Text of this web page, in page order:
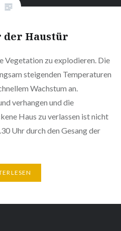
Haustür
Vegetation zu explodieren. Die
steigenden Temperaturen
Wachstum an.
verhangen und die
Haus zu verlassen ist nicht
Uhr durch den Gesang der